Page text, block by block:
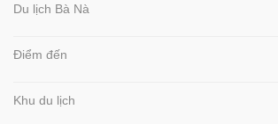
Du lịch Bà Nà
Điểm đến
Khu du lịch